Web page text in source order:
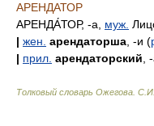
АРЕНДАТОР
АРЕНДА́ТОР, -а, муж.
| жен. арендаторша , -и (
| прил. арендаторский ,
Толковый словарь Ожегова